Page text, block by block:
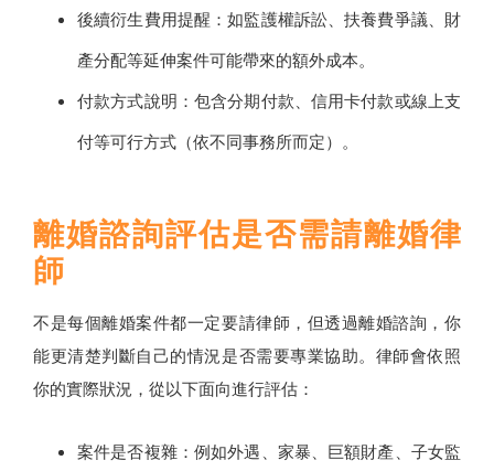
後續衍生費用提醒：如監護權訴訟、扶養費爭議、財
產分配等延伸案件可能帶來的額外成本。
付款方式說明：包含分期付款、信用卡付款或線上支
付等可行方式（依不同事務所而定）。
離婚諮詢評估是否需請離婚律
師
不是每個離婚案件都一定要請律師，但透過離婚諮詢，你
能更清楚判斷自己的情況是否需要專業協助。律師會依照
你的實際狀況，從以下面向進行評估：
案件是否複雜：例如外遇、家暴、巨額財產、子女監